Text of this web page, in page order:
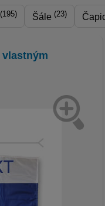
(195) Šále (23)
vlastným